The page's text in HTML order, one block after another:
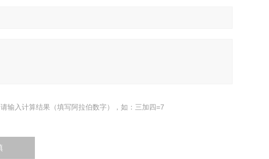
请输入计算结果（填写阿拉伯数字），如：三加四=7